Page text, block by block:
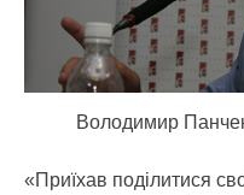
Володимир
«Приїхав поділитися